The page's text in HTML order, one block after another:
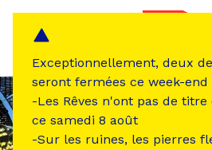
Exceptionnellement, deux
seront fermées ce week-end
-Les Rêves n'ont pas de titre
ce samedi 8 août
-Sur les ruines, les pierres
Panneau de gestion des cookies